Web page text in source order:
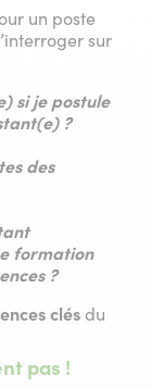
un poste
sur
si je postule
?
des
formation
?
clés du
pas !